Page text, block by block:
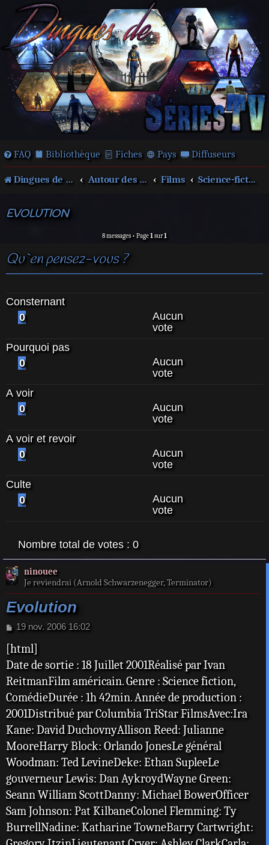
FAQ Bibliothèque Fiches Pays Diffuseurs
Dingues de séries télé ! Autour des films et séries Films Science-fiction
EVOLUTION
8 messages • Page1sur1
Qu`en pensez-vous ?
Consternant
0
Aucun
vote
Pourquoi pas
0
Aucun
vote
A voir
0
Aucun
vote
A voir et revoir
0
Aucun
vote
Culte
0
Aucun
vote
Nombre total de votes : 0
ninouee
Je reviendrai (Arnold Schwarzenegger, Terminator)
Evolution
M
s
a
g
19 nov. 2006 16:02
[html]
Date de sortie : 18 Juillet 2001Réalisé par Ivan
ReitmanFilm américain. Genre : Science fiction,
ComédieDurée : 1h 42min. Année de production :
2001Distribué par Columbia TriStar FilmsAvec:Ira
Kane: David DuchovnyAllison Reed: Julianne
MooreHarry Block: Orlando JonesLe général
Woodman: Ted LevineDeke: Ethan SupleeLe
gouverneur Lewis: Dan AykroydWayne Green:
Seann William ScottDanny: Michael BowerOfficer
Sam Johnson: Pat KilbaneColonel Flemming: Ty
BurrellNadine: Katharine TowneBarry Cartwright: